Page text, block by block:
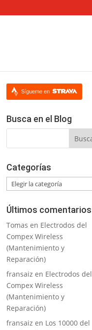
Sígueme en
Busca en el Blog
Categorías
Categorías
Últimos comentarios
Tomas en Electrodos del
Compex Wireless
(Mantenimiento y
Reparación)
fransaiz en Electrodos del
Compex Wireless
(Mantenimiento y
Reparación)
fransaiz en Los 10000 del